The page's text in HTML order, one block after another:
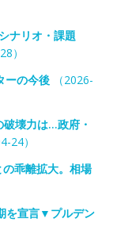
ナリオ・課題
）
ーの今後（2026-
壊力は…政府・
24）
乖離拡大。相場
を宣言▼プルデン